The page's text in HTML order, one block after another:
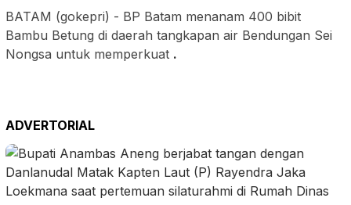
BATAM (gokepri) - BP Batam menanam 400 bibit
Bambu Betung di daerah tangkapan air Bendungan Sei
Nongsa untuk memperkuat .
ADVERTORIAL